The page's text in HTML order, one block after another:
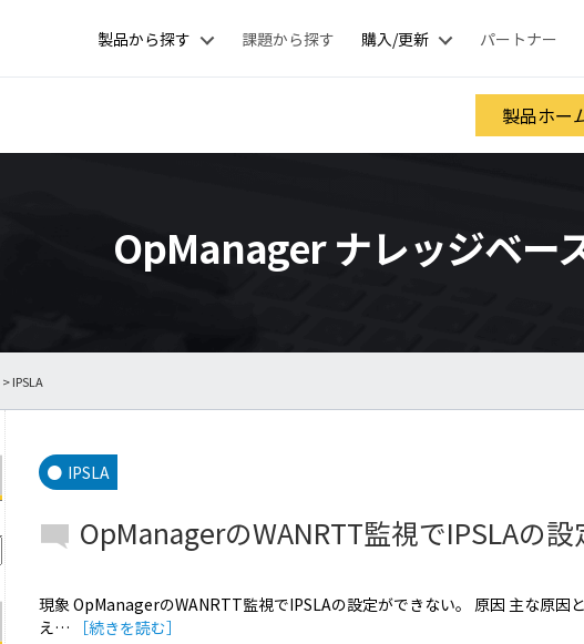
製品から探す 課題から探す 購入/更新 パートナー
製品ホー
OpManager ナレッジベー
> IPSLA
IPSLA
OpManagerのWANRTT監視でIPSLAの
現象 OpManagerのWANRTT監視でIPSLAの設定ができない。 原因 主な原因
え…
［続きを読む］